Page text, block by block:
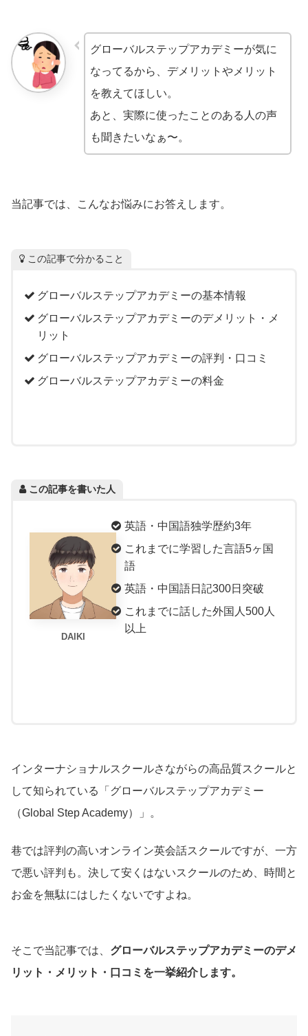
グローバルステップアカデミーが気に
なってるから、デメリットやメリット
を教えてほしい。
あと、実際に使ったことのある人の声
も聞きたいなぁ〜。
当記事では、こんなお悩みにお答えします。
この記事で分かること
グローバルステップアカデミーの基本情報
グローバルステップアカデミーのデメリット・メ
リット
グローバルステップアカデミーの評判・口コミ
グローバルステップアカデミーの料金
この記事を書いた人
DAIKI
英語・中国語独学歴約3年
これまでに学習した言語5ヶ国
語
英語・中国語日記300日突破
これまでに話した外国人500人
以上
インターナショナルスクールさながらの高品質スクールと
して知られている「グローバルステップアカデミー
（Global Step Academy）」。
巷では評判の高いオンライン英会話スクールですが、一方
で悪い評判も。決して安くはないスクールのため、時間と
お金を無駄にはしたくないですよね。
そこで当記事では、 グローバルステップアカデミーのデメ
リット・メリット・口コミを一挙紹介します。